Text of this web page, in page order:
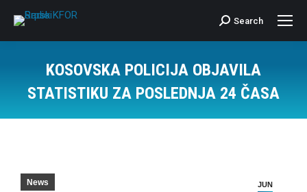
Search:
Search
KOSOVSKA POLICIJA OBJAVILA
STATISTIKU ZA POSLEDNJA 24 ČASA
JUN
News